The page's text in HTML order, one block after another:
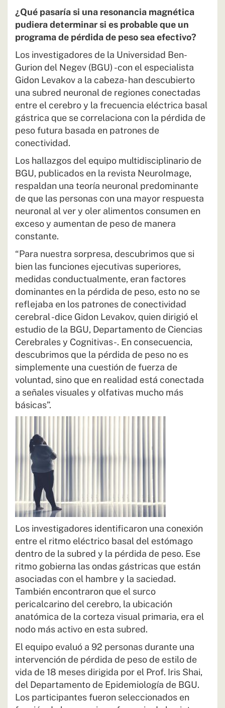
¿Qué pasaría si una resonancia magnética
pudiera determinar si es probable que un
programa de pérdida de peso sea efectivo?
Los investigadores de la Universidad Ben-
Gurion del Negev (BGU) -con el especialista
Gidon Levakov a la cabeza- han descubierto
una subred neuronal de regiones conectadas
entre el cerebro y la frecuencia eléctrica basal
gástrica que se correlaciona con la pérdida de
peso futura basada en patrones de
conectividad.
Los hallazgos del equipo multidisciplinario de
BGU, publicados en la revista NeuroImage,
respaldan una teoría neuronal predominante
de que las personas con una mayor respuesta
neuronal al ver y oler alimentos consumen en
exceso y aumentan de peso de manera
constante.
“Para nuestra sorpresa, descubrimos que si
bien las funciones ejecutivas superiores,
medidas conductualmente, eran factores
dominantes en la pérdida de peso, esto no se
reflejaba en los patrones de conectividad
cerebral -dice Gidon Levakov, quien dirigió el
estudio de la BGU, Departamento de Ciencias
Cerebrales y Cognitivas-. En consecuencia,
descubrimos que la pérdida de peso no es
simplemente una cuestión de fuerza de
voluntad, sino que en realidad está conectada
a señales visuales y olfativas mucho más
básicas”.
Los investigadores identificaron una conexión
entre el ritmo eléctrico basal del estómago
dentro de la subred y la pérdida de peso. Ese
ritmo gobierna las ondas gástricas que están
asociadas con el hambre y la saciedad.
También encontraron que el surco
pericalcarino del cerebro, la ubicación
anatómica de la corteza visual primaria, era el
nodo más activo en esta subred.
El equipo evaluó a 92 personas durante una
intervención de pérdida de peso de estilo de
vida de 18 meses dirigida por el Prof. Iris Shai,
del Departamento de Epidemiología de BGU.
Los participantes fueron seleccionados en